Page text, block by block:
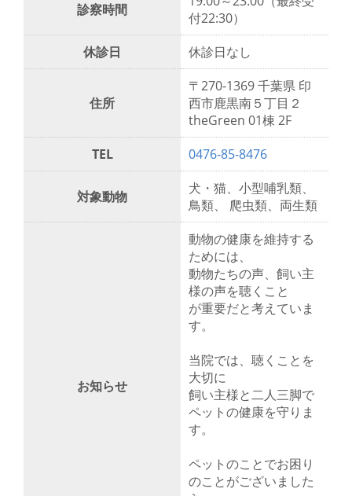
診察時間
付22:30）
休診日
休診日なし
住所
〒270-1369 千葉県 印
西市鹿黒南５丁目２
theGreen 01棟 2F
TEL
0476-85-8476
対象動物
犬・猫、小型哺乳類、
鳥類、 爬虫類、両生類
お知らせ
動物の健康を維持する
ためには、
動物たちの声、飼い主
様の声を聴くこと
が重要だと考えていま
す。
当院では、聴くことを
大切に
飼い主様と二人三脚で
ペットの健康を守りま
す。
ペットのことでお困り
のことがございました